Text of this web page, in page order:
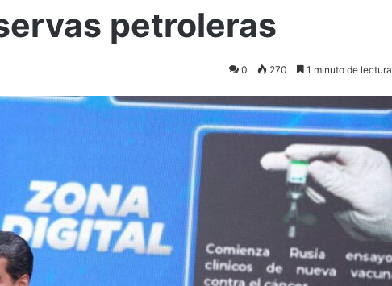
petroleras
0 270 1 minuto de lectura